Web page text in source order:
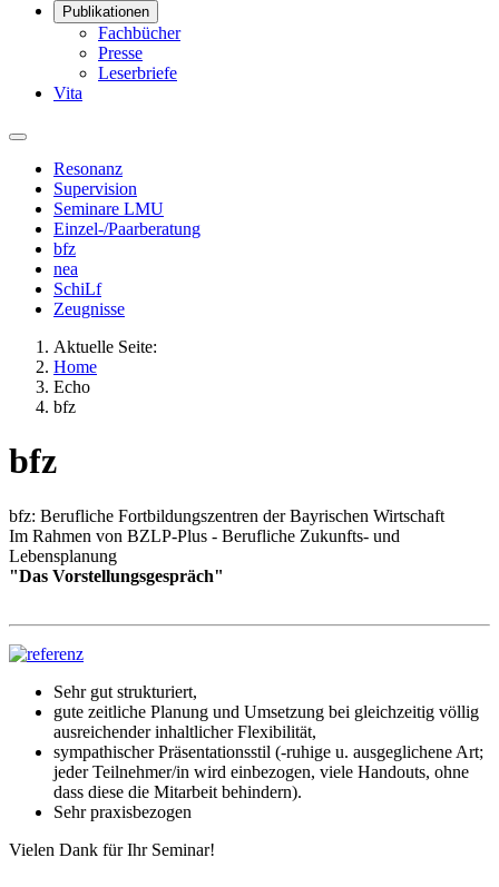
Publikationen
Fachbücher
Presse
Leserbriefe
Vita
Resonanz
Supervision
Seminare LMU
Einzel-/Paarberatung
bfz
nea
SchiLf
Zeugnisse
Aktuelle Seite:
Home
Echo
bfz
bfz
bfz: Berufliche Fortbildungszentren der Bayrischen Wirtschaft
Im Rahmen von BZLP-Plus - Berufliche Zukunfts- und
Lebensplanung
"Das Vorstellungsgespräch"
Sehr gut strukturiert,
gute zeitliche Planung und Umsetzung bei gleichzeitig völlig
ausreichender inhaltlicher Flexibilität,
sympathischer Präsentationsstil (-ruhige u. ausgeglichene Art;
jeder Teilnehmer/in wird einbezogen, viele Handouts, ohne
dass diese die Mitarbeit behindern).
Sehr praxisbezogen
Vielen Dank für Ihr Seminar!